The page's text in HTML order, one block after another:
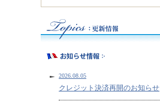
2026.08.05
クレジット決済再開のお知らせ